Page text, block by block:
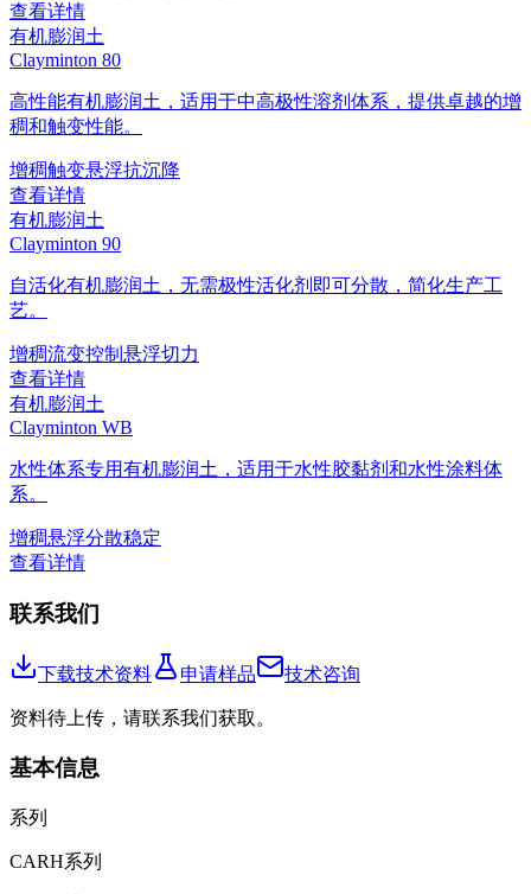
查看详情
有机膨润土
Clayminton 80
高性能有机膨润土，适用于中高极性溶剂体系，提供卓越的增
稠和触变性能。
增稠触变悬浮抗沉降
查看详情
有机膨润土
Clayminton 90
自活化有机膨润土，无需极性活化剂即可分散，简化生产工
艺。
增稠流变控制 悬浮切力
查看详情
有机膨润土
Clayminton WB
水性体系专用有机膨润土，适用于水性胶黏剂和水性涂料体
系。
增稠悬浮分散稳定
查看详情
联系我们
下载技术资料 申请样品 技术咨询
资料待上传，请联系我们获取。
基本信息
系列
CARH系列